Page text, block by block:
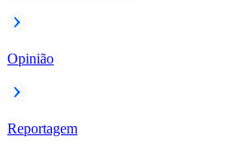
Opinião
Reportagem